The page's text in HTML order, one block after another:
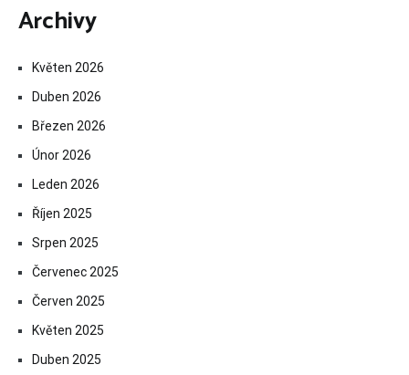
Archivy
Květen 2026
Duben 2026
Březen 2026
Únor 2026
Leden 2026
Říjen 2025
Srpen 2025
Červenec 2025
Červen 2025
Květen 2025
Duben 2025